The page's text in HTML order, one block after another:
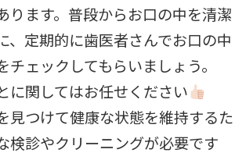
ます。 普段からお口の中を清潔
定期的に歯医者さんでお口の中
チェックしてもらいましょう。
に関してはお任せください
見つけて健康な状態を維持するた
検診やクリーニングが必要です